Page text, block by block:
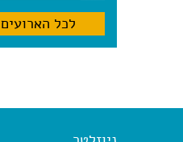
לכל הארועים